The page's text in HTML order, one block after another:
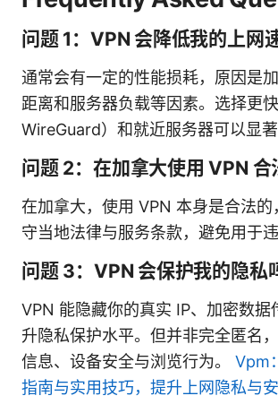
问题 1：VPN 会降低我的上网
通常会有一定的性能损耗，原因是
距离和服务器负载等因素。选择更
WireGuard）和就近服务器可以显著
问题 2：在加拿大使用 VPN 合
在加拿大，使用 VPN 本身是合法的
守当地法律与服务条款，避免用于违
问题 3：VPN 会保护我的隐私
VPN 能隐藏你的真实 IP、加密数据
升隐私保护水平。但并非完全匿名
信息、设备安全与浏览行为。 Vpm
指南与实用技巧，提升上网隐私与